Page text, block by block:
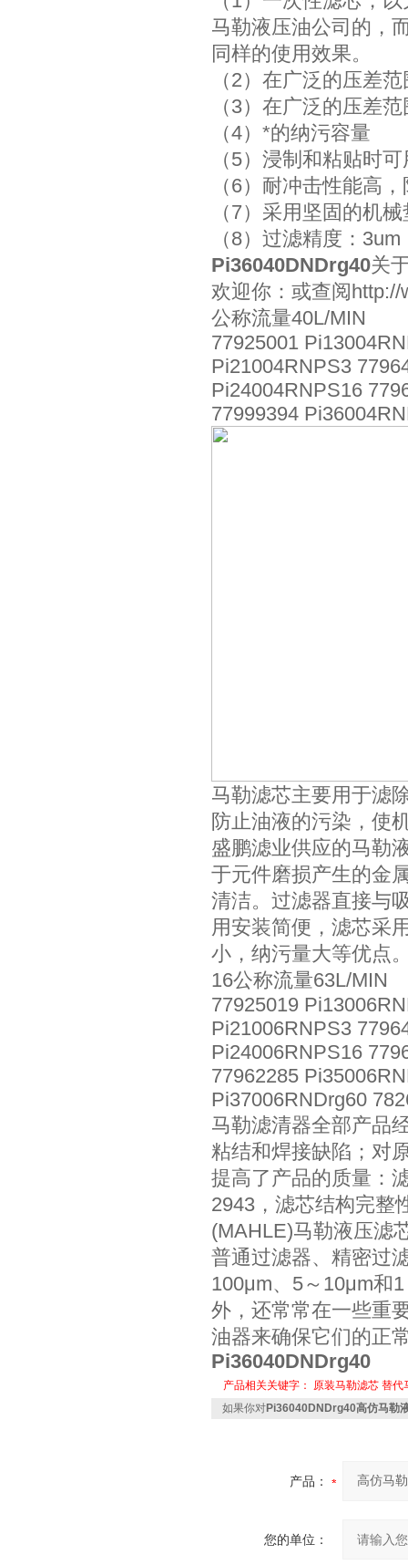
马勒液压油公司的，
同样的使用效果。
（2）在广泛的压差
（3）在广泛的压差
（4）*的纳污容量
（5）浸制和粘贴时
（6）耐冲击性能高
（7）采用坚固的机
（8）过滤精度：
Pi36040DNDrg40关
欢迎你：或查阅http://
公称流量40L/MIN
77925001
Pi21004RNPS3
Pi24004RNPS16
77999394
马勒滤芯主要用于滤
防止油液的污染，使
盛鹏滤业供应的马勒
于元件磨损产生的金
清洁。过滤器直接与
用安装简便，滤芯采
小，纳污量大等优点
16公称流量63L/MIN
77925019
Pi21006RNPS3
Pi24006RNPS16
77962285
Pi37006RNDrg60
马勒滤清器全部产品
粘结和焊接缺陷；对
提高了产品的质量：
2943，滤芯结构完整
(MAHLE)马勒液压滤
普通过滤器、精密过
100μm、5～10μm和
外，还常常在一些重
油器来确保它们的正
Pi36040DNDrg40
产品相关关键字： 原装马勒滤芯 替代
如果你对Pi36040DNDrg40高仿马勒
产品：
您的单位：